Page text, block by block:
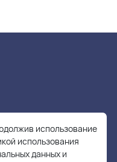
использование
использования
данных и